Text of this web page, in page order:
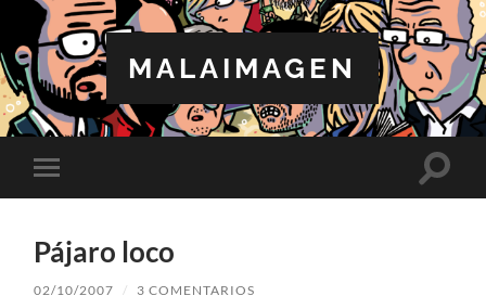
MALAIMAGEN
Alternar
el
móvil
Pájaro loco
02/10/2007 / 3 COMENTARIOS